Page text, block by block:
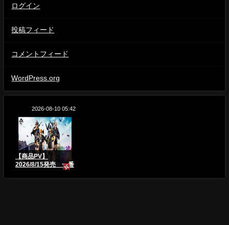
ログイン
投稿フィード
コメントフィード
WordPress.org
【商品PV】
2026/8/15発売 一番
2026-08-10 05:42